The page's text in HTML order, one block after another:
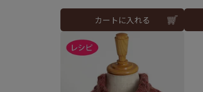
カートに入れる